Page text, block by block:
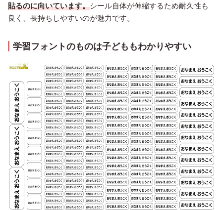
貼るのに向いています。シール自体が伸縮するため耐久性も
良く、長持ちしやすいのが魅力です。
学習フォントのものは子どももわかりやすい